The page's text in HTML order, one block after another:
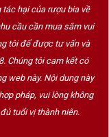
hại của rượu bia về
cầu cần mua sắm vui
tôi để được tư vấn và
Chúng tôi cam kết có
web này. Nội dung này
pháp, vui lòng không
tuổi vị thành niên.